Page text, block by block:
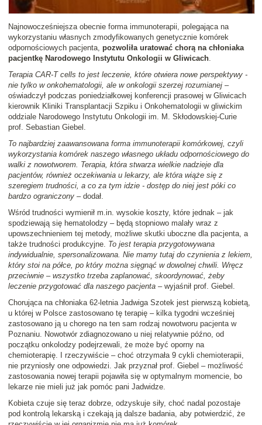
Najnowocześniejsza obecnie forma immunoterapii, polegająca na
wykorzystaniu własnych zmodyfikowanych genetycznie komórek
odpornościowych pacjenta, pozwoliła uratować chorą na chłoniaka
pacjentkę Narodowego Instytutu Onkologii w Gliwicach.
Terapia CAR-T cells to jest leczenie, które otwiera nowe perspektywy -
nie tylko w onkohematologii, ale w onkologii szerzej rozumianej –
oświadczył podczas poniedziałkowej konferencji prasowej w Gliwicach
kierownik Kliniki Transplantacji Szpiku i Onkohematologii w gliwickim
oddziale Narodowego Instytutu Onkologii im. M. Skłodowskiej-Curie
prof. Sebastian Giebel.
To najbardziej zaawansowana forma immunoterapii komórkowej, czyli
wykorzystania komórek naszego własnego układu odpornościowego do
walki z nowotworem. Terapia, która stwarza wielkie nadzieje dla
pacjentów, również oczekiwania u lekarzy, ale która wiąże się z
szeregiem trudności, a co za tym idzie - dostęp do niej jest póki co
bardzo ograniczony – dodał.
Wśród trudności wymienił m.in. wysokie koszty, które jednak – jak
spodziewają się hematolodzy – będą stopniowo malały wraz z
upowszechnieniem tej metody, możliwe skutki uboczne dla pacjenta, a
także trudności produkcyjne. To jest terapia przygotowywana
indywidualnie, spersonalizowana. Nie mamy tutaj do czynienia z lekiem,
który stoi na półce, po który można sięgnąć w dowolnej chwili. Wręcz
przeciwnie – wszystko trzeba zaplanować, skoordynować, żeby
leczenie przygotować dla naszego pacjenta – wyjaśnił prof. Giebel.
Chorująca na chłoniaka 62-letnia Jadwiga Szotek jest pierwszą kobietą,
u której w Polsce zastosowano tę terapię – kilka tygodni wcześniej
zastosowano ją u chorego na ten sam rodzaj nowotworu pacjenta w
Poznaniu. Nowotwór zdiagnozowano u niej relatywnie późno, od
początku onkolodzy podejrzewali, że może być oporny na
chemioterapię. I rzeczywiście – choć otrzymała 9 cykli chemioterapii,
nie przyniosły one odpowiedzi. Jak przyznał prof. Giebel – możliwość
zastosowania nowej terapii pojawiła się w optymalnym momencie, bo
lekarze nie mieli już jak pomóc pani Jadwidze.
Kobieta czuje się teraz dobrze, odzyskuje siły, choć nadal pozostaje
pod kontrolą lekarską i czekają ją dalsze badania, aby potwierdzić, że